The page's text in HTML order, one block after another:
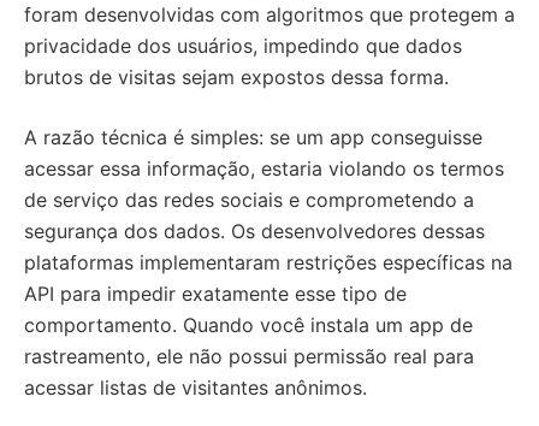
foram desenvolvidas com algoritmos que protegem a
privacidade dos usuários, impedindo que dados
brutos de visitas sejam expostos dessa forma.
A razão técnica é simples: se um app conseguisse
acessar essa informação, estaria violando os termos
de serviço das redes sociais e comprometendo a
segurança dos dados. Os desenvolvedores dessas
plataformas implementaram restrições específicas na
API para impedir exatamente esse tipo de
comportamento. Quando você instala um app de
rastreamento, ele não possui permissão real para
acessar listas de visitantes anônimos.